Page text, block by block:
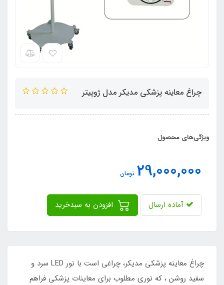
چراغ معاینه پزشکی مدیکر مدل ژوپیتر
ویژگی‌های محصول
29,000,000 تومان
آماده ارسال
چراغ‌ معاینه پزشکی مدیکر، چراغی است با نور LED سرد و
سفید روشن ، که نوری مطلوب برای معاینات پزشکی فراهم